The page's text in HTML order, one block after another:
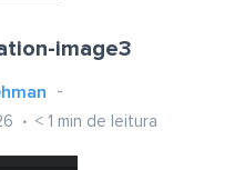
image3
< 1 min de leitura